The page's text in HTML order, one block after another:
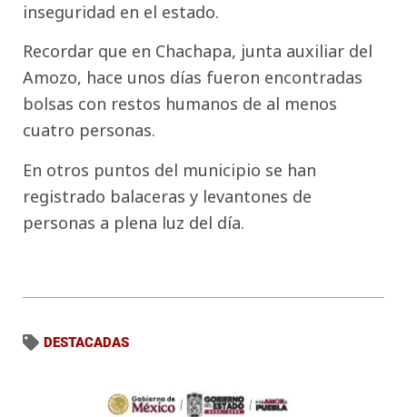
inseguridad en el estado.
Recordar que en Chachapa, junta auxiliar del
Amozo, hace unos días fueron encontradas
bolsas con restos humanos de al menos
cuatro personas.
En otros puntos del municipio se han
registrado balaceras y levantones de
personas a plena luz del día.
DESTACADAS